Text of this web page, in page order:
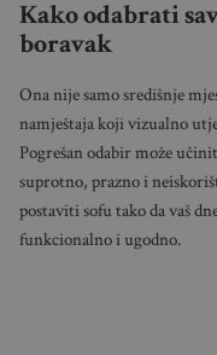
Kako odabrati
boravak
Ona nije samo središnje
namještaja koji vizualno
Pogrešan odabir može
suprotno, prazno i
postaviti sofu tako da vaš
funkcionalno i ugodno.